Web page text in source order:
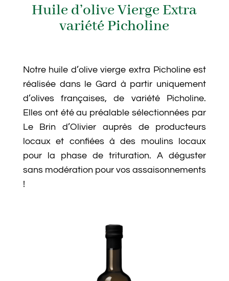
Huile d’olive Vierge Extra
variété Picholine
Notre huile d’olive vierge extra Picholine est
réalisée dans le Gard à partir uniquement
d’olives françaises, de variété Picholine.
Elles ont été au préalable sélectionnées par
Le Brin d’Olivier auprès de producteurs
locaux et confiées à des moulins locaux
pour la phase de trituration. A déguster
sans modération pour vos assaisonnements
!